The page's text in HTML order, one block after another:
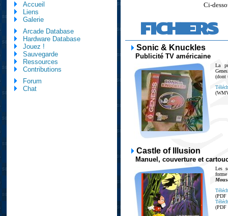
Ci-
FICHIERS
Sonic & Knuckles
Publicité TV américaine
La
(dont
Castle of Illusion
Manuel, couverture et
Les
(PDF
(PDF
Accueil
Liens
Galerie
Arcade Database
Hardware Database
Jouez !
Sauvegarde
Ressources
Contributions
Forum
Chat